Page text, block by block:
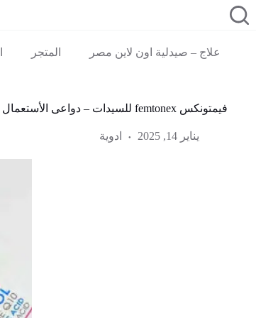
التجاوز
إلى
علاج – صيدلية اون لاين مصر المتجر
فيمتونكس femtonex للسيدات – دواعى الأستعمال واهم الأثار الجانبية
يناير 14, 2025 ادوية